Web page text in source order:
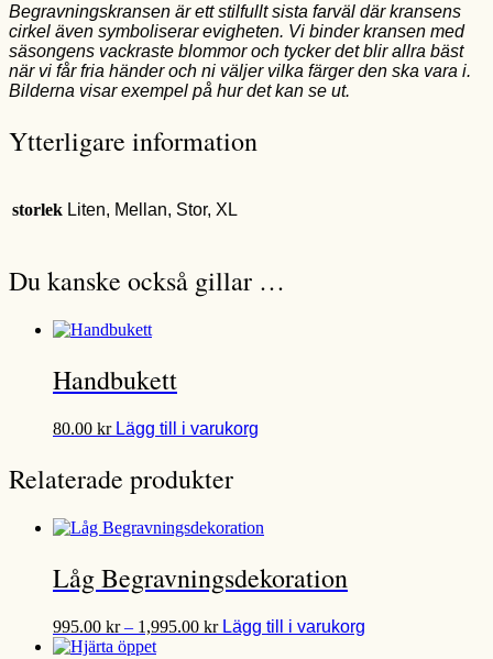
Begravningskransen är ett stilfullt sista farväl där kransens
cirkel även symboliserar evigheten. Vi binder kransen med
säsongens vackraste blommor och tycker det blir allra bäst
när vi får fria händer och ni väljer vilka färger den ska vara i.
Bilderna visar exempel på hur det kan se ut.
Ytterligare information
storlek Liten, Mellan, Stor, XL
Du kanske också gillar …
Handbukett
80.00 kr Lägg till i varukorg
varianter.
olika
alternativen
väljas
Relaterade produkter
Låg Begravningsdekoration
995.00 kr – 1,995.00 krPrisintervall:
Lägg till i varukorg